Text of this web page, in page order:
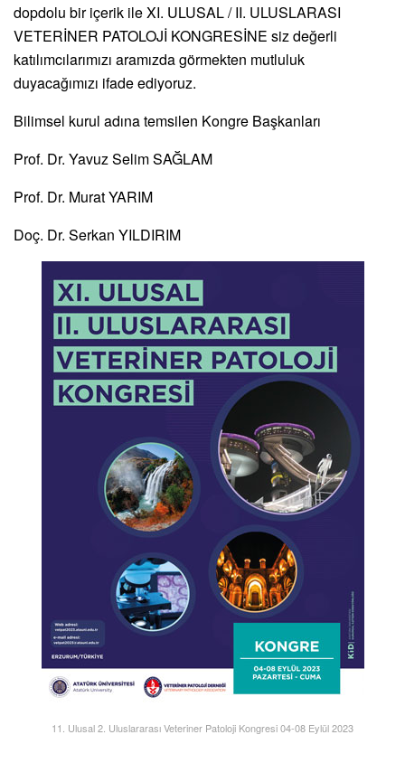
dopdolu bir içerik ile XI. ULUSAL / II. ULUSLARASI
VETERİNER PATOLOJİ KONGRESİNE siz değerli
katılımcılarımızı aramızda görmekten mutluluk
duyacağımızı ifade ediyoruz.
Bilimsel kurul adına temsilen Kongre Başkanları
Prof. Dr. Yavuz Selim SAĞLAM
Prof. Dr. Murat YARIM
Doç. Dr. Serkan YILDIRIM
11. Ulusal 2. Uluslararası Veteriner Patoloji Kongresi 04-08 Eylül 2023